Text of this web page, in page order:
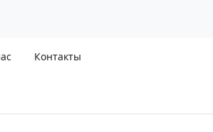
Контакты